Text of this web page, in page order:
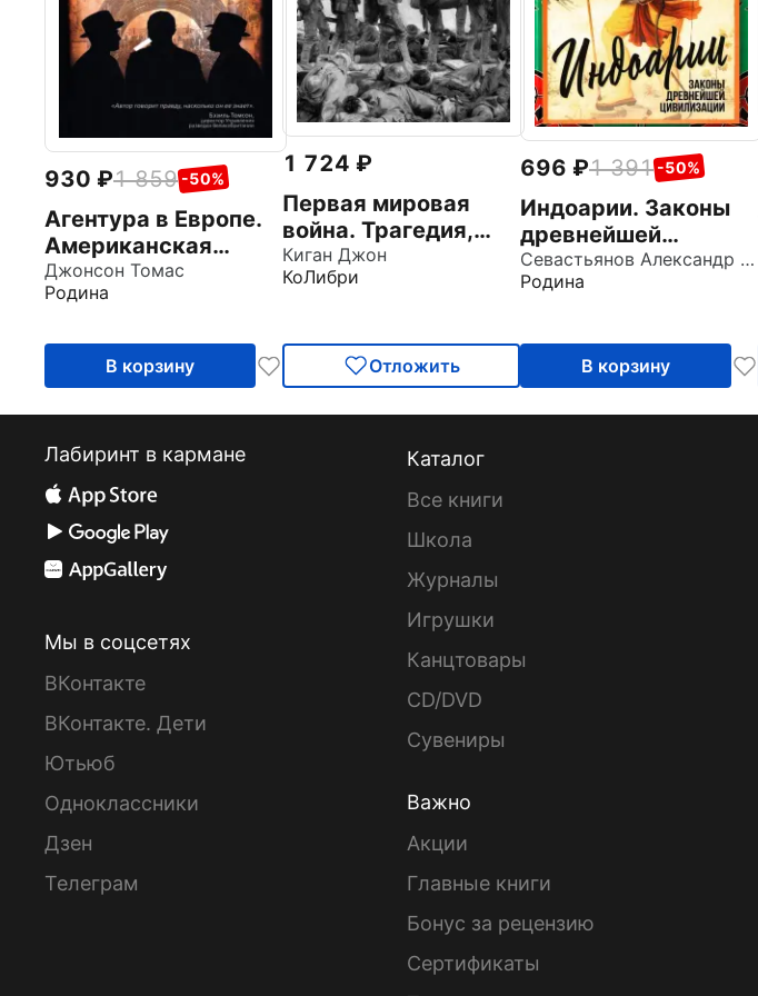
930 1 859 -50%
Агентура в Европе.
Американская
разведка и
контрразведка в
войне
Джонсон Томас
Родина
В корзину
1 724
Первая мировая
война. Трагедия,
расколовшая
Европу и мир
Киган Джон
КоЛибри
Отложить
696 1 391 -50%
Индоарии. Законы
древнейшей
цивилизации
Севастьянов Александр Владимирович
Родина
В корзину
Лабиринт в кармане
Мы в соцсетях
ВКонтакте
ВКонтакте. Дети
Ютьюб
Одноклассники
Дзен
Телеграм
Каталог
Все книги
Школа
Журналы
Игрушки
Канцтовары
CD/DVD
Сувениры
Важно
Акции
Главные книги
Бонус за рецензию
Сертификаты